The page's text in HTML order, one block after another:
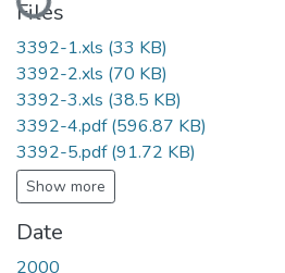
Files
3392-1.xls (33 KB)
3392-2.xls (70 KB)
3392-3.xls (38.5 KB)
3392-4.pdf(596.87 KB)
3392-5.pdf(91.72 KB)
Show more
Date
2000